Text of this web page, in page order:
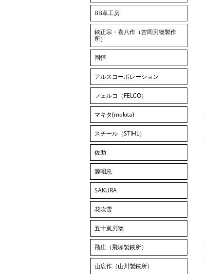
BB革工房
鋏正宗・喜八作（吉岡刃物製作
所）
岡恒
アルスコーポレーション
フェルコ（FELCO）
マキタ(makita)
スチール（STIHL）
佐助
源昭忠
SAKURA
花吹雪
五十嵐刃物
飛庄（飛塚製鋏所）
山広作（山川製鋏所）